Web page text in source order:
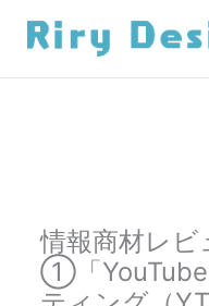
情報商材レビ
①「